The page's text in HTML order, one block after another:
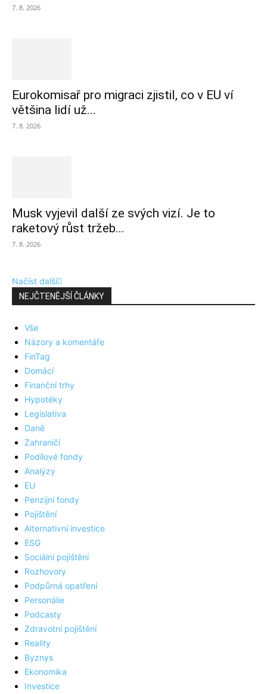
7. 8. 2026
Eurokomisař pro migraci zjistil, co v EU ví
většina lidí už...
7. 8. 2026
Musk vyjevil další ze svých vizí. Je to
raketový růst tržeb...
7. 8. 2026
Načíst další
NEJČTENĚJŠÍ ČLÁNKY
Vše
Názory a komentáře
FinTag
Domácí
Finanční trhy
Hypotéky
Legislativa
Daně
Zahraničí
Podílové fondy
Analýzy
EU
Penzijní fondy
Pojištění
Alternativní investice
ESG
Sociální pojištění
Rozhovory
Podpůrná opatření
Personálie
Podcasty
Zdravotní pojištění
Reality
Byznys
Ekonomika
Investice